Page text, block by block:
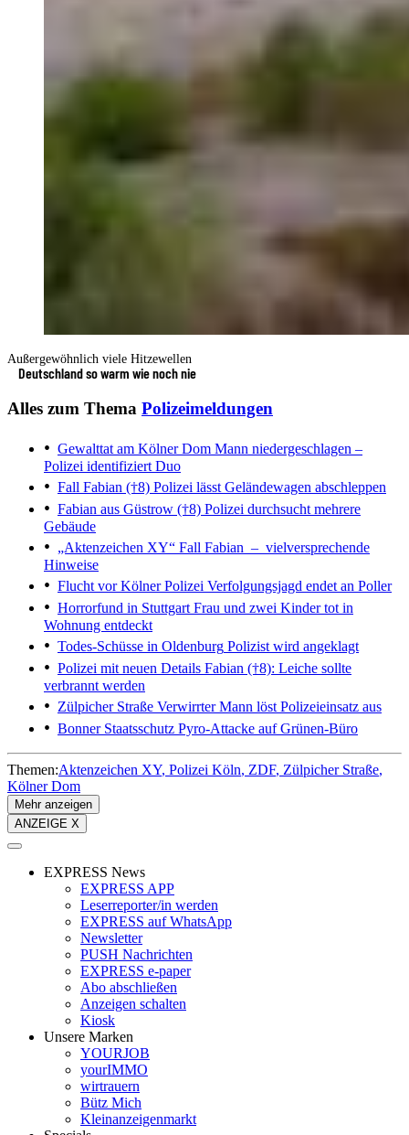
Außergewöhnlich viele Hitzewellen
Deutschland so warm wie noch nie
Alles zum Thema Polizeimeldungen
Gewalttat am Kölner Dom Mann niedergeschlagen –
Polizei identifiziert Duo
Fall Fabian (†8) Polizei lässt Geländewagen abschleppen
Fabian aus Güstrow (†8) Polizei durchsucht mehrere
Gebäude
„Aktenzeichen XY“ Fall Fabian – vielversprechende
Hinweise
Flucht vor Kölner Polizei Verfolgungsjagd endet an Poller
Horrorfund in Stuttgart Frau und zwei Kinder tot in
Wohnung entdeckt
Todes-Schüsse in Oldenburg Polizist wird angeklagt
Polizei mit neuen Details Fabian (†8): Leiche sollte
verbrannt werden
Zülpicher Straße Verwirrter Mann löst Polizeieinsatz aus
Bonner Staatsschutz Pyro-Attacke auf Grünen-Büro
Themen:Aktenzeichen XY Polizei Köln ZDF Zülpicher Straße
Kölner Dom
Mehr anzeigen
ANZEIGE X
EXPRESS News
EXPRESS APP
Leserreporter/in werden
EXPRESS auf WhatsApp
Newsletter
PUSH Nachrichten
EXPRESS e-paper
Abo abschließen
Anzeigen schalten
Kiosk
Unsere Marken
YOURJOB
yourIMMO
wirtrauern
Bütz Mich
Kleinanzeigenmarkt